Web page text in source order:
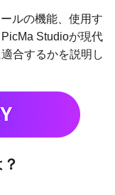
ルの機能、使用す
Studioが現代
合するかを説明し